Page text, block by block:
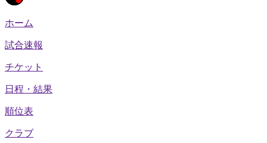
ホーム
試合速報
チケット
日程・結果
順位表
クラブ